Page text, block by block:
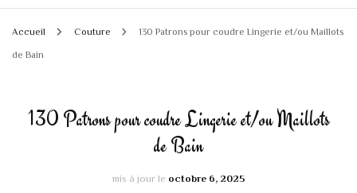
Accueil Couture 130 Patrons pour coudre Lingerie et/ou Maillots
de Bain
130 Patrons pour coudre Lingerie et/ou Maillots
de Bain
mis à jour le octobre 6, 2025